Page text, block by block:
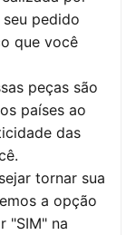
pedido
que você
peças são
países ao
das
tornar sua
a opção
"SIM" na